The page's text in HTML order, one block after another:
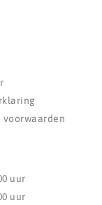
voorwaarden
uur
uur